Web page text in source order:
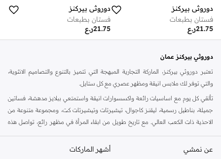
دوروثي بيركنز
فستان بطبعات
ر.ع21.75
دوروثي بيركنز
فستان بطبعات
ر.ع21.75
دوروثي بيركنز عمان
تعتبر دوروثي بيركنز، الماركة التجارية المبهجة التي تتميز بالتنوع والتصاميم الانثوية،
والتي توفر لك ملابس انيقة ومظهر عصري مع كل ستايل.
تألقي كل يوم مع اساسيات رائعة واكسسوارات انيقة واستمتعي ببلايز مدهشة، فساتين
جميلة، بناطيل رسمية، ليقنز كاجوال، تيشيرتات وتيشيرتات كت، ومجموعة متنوعة من
الاحذية ذات الكعب العالي. مع تاريخ طويل من ابقاء المرأة في مظهر رائع، تواصل هذه
كنت تقومين بتجديد خزانة ملابسك الملائمة للعمل، البحث عن فستان مثالي للحفلات او
عن نمشي أشهر الماركات